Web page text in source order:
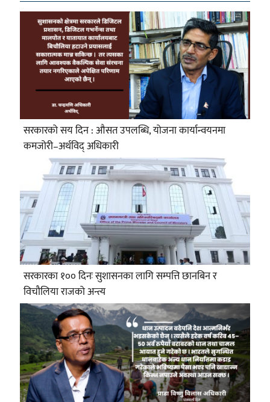
सरकारको सय दिन : औसत उपलब्धि, योजना कार्यान्वयनमा
कमजोरी–अर्थविद् अधिकारी
सरकारका १०० दिनः सुशासनका लागि सम्पत्ति छानबिन र
विचौलिया राजको अन्त्य